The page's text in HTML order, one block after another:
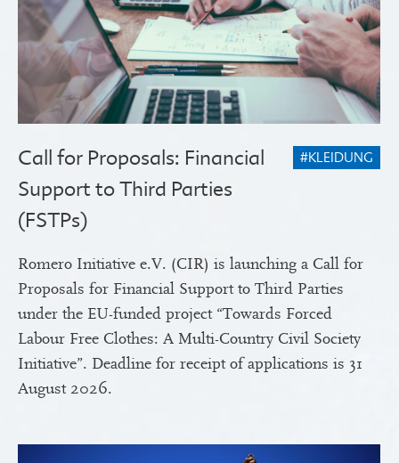
#KLEIDUNG
Call for Proposals: Financial
Support to Third Parties
(FSTPs)
Romero Initiative e.V. (CIR) is launching a Call for
Proposals for Financial Support to Third Parties
under the EU-funded project “Towards Forced
Labour Free Clothes: A Multi-Country Civil Society
Initiative”. Deadline for receipt of applications is 31
August 2026.